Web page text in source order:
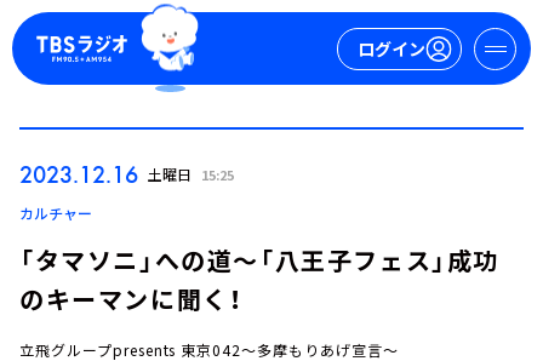
ログイン
2023.12.16 土曜日 15:25
カルチャー
「タマソニ」への道～「八王子フェス」成功
のキーマンに聞く！
立飛グループpresents 東京042～多摩もりあげ宣言～